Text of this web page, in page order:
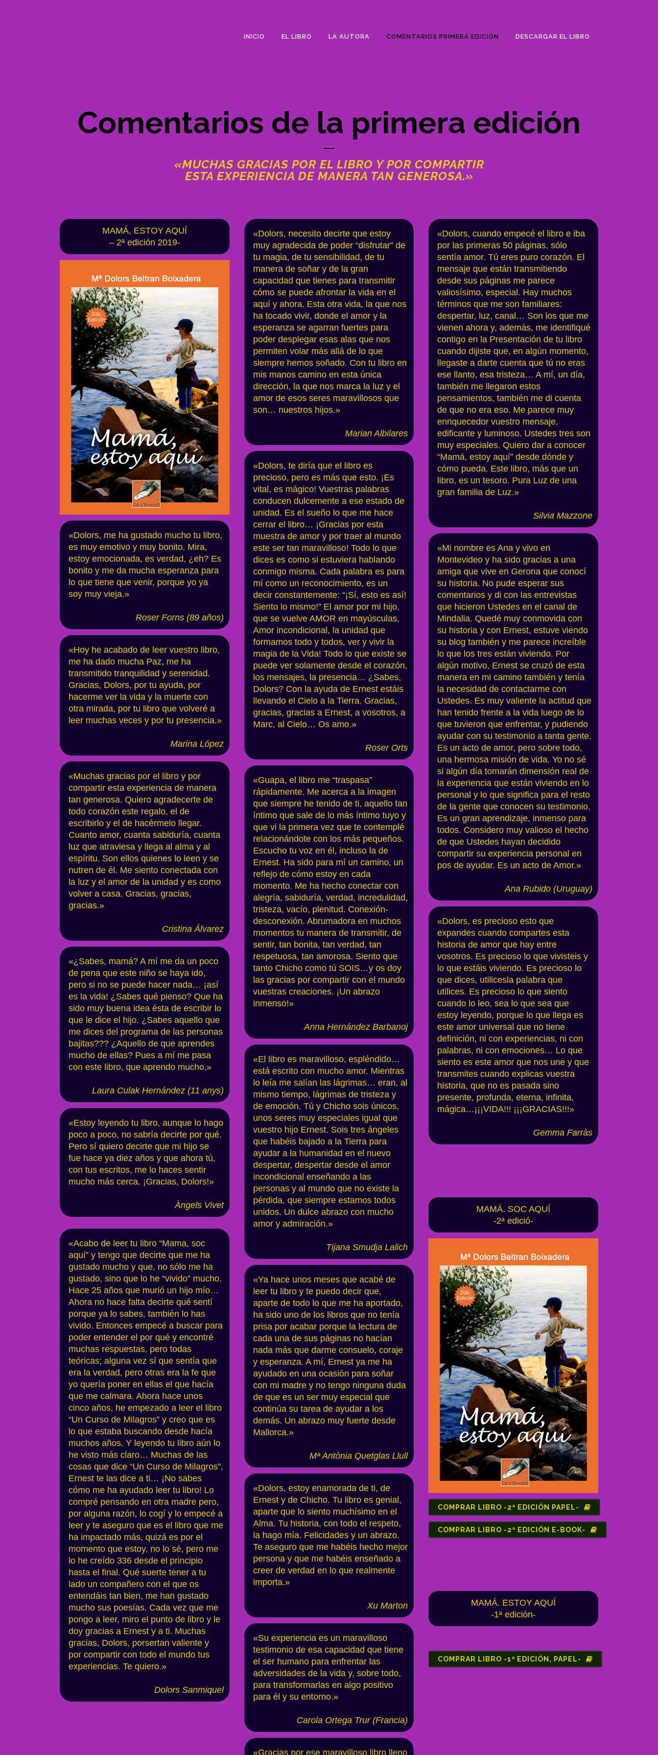
INICIO EL LIBRO LA AUTORA COMENTARIOS PRIMERA EDICIÓN DESCARGAR EL LIBRO
Comentarios de la primera edición
«MUCHAS GRACIAS POR EL LIBRO Y POR COMPARTIR
ESTA EXPERIENCIA DE MANERA TAN GENEROSA.»
MAMÁ, ESTOY AQUÍ
– 2ª edición 2019-
«Dolors, me ha gustado mucho tu libro,
es muy emotivo y muy bonito. Mira,
estoy emocionada, es verdad, ¿eh? Es
bonito y me da mucha esperanza para
lo que tiene que venir, porque yo ya
soy muy vieja.»
Roser Forns (89 años)
«Hoy he acabado de leer vuestro libro,
me ha dado mucha Paz, me ha
transmitido tranquilidad y serenidad.
Gracias, Dolors, por tu ayuda, por
hacerme ver la vida y la muerte con
otra mirada, por tu libro que volveré a
leer muchas veces y por tu presencia.»
Marina López
«Muchas gracias por el libro y por
compartir esta experiencia de manera
tan generosa. Quiero agradecerte de
todo corazón este regalo, el de
escribirlo y el de hacérmelo llegar.
Cuanto amor, cuanta sabiduría, cuanta
luz que atraviesa y llega al alma y al
espíritu. Son ellos quienes lo leen y se
nutren de él. Me siento conectada con
la luz y el amor de la unidad y es como
volver a casa. Gracias, gracias,
gracias.»
Cristina Álvarez
«¿Sabes, mamá? A mí me da un poco
de pena que este niño se haya ido,
pero si no se puede hacer nada… ¡así
es la vida! ¿Sabes qué pienso? Que ha
sido muy buena idea ésta de escribir lo
que le dice el hijo. ¿Sabes aquello que
me dices del programa de las personas
bajitas??? ¿Aquello de que aprendes
mucho de ellas? Pues a mí me pasa
con este libro, que aprendo mucho,»
Laura Culak Hernández (11 anys)
«Estoy leyendo tu libro, aunque lo hago
poco a poco, no sabría decirte por qué.
Pero sí quiero decirte que mi hijo se
fue hace ya diez años y que ahora tú,
con tus escritos, me lo haces sentir
mucho más cerca. ¡Gracias, Dolors!»
Àngels Vivet
«Acabo de leer tu libro “Mama, soc
aquí” y tengo que decirte que me ha
gustado mucho y que, no sólo me ha
gustado, sino que lo he “vivido” mucho.
Hace 25 años que murió un hijo mío…
Ahora no hace falta decirte qué sentí
porque ya lo sabes, también lo has
vivido. Entonces empecé a buscar para
poder entender el por qué y encontré
muchas respuestas, pero todas
teóricas; alguna vez sí que sentía que
era la verdad, pero otras era la fe que
yo quería poner en ellas el que hacía
que me calmara. Ahora hace unos
cinco años, he empezado a leer el libro
“Un Curso de Milagros” y creo que es
lo que estaba buscando desde hacía
muchos años. Y leyendo tu libro aún lo
he visto más claro… Muchas de las
cosas que dice “Un Curso de Milagros”,
Ernest te las dice a ti… ¡No sabes
cómo me ha ayudado leer tu libro! Lo
compré pensando en otra madre pero,
por alguna razón, lo cogí y lo empecé a
leer y te aseguro que es el libro que me
ha impactado más, quizá es por el
momento que estoy, no lo sé, pero me
lo he creído 336 desde el principio
hasta el final. Qué suerte tener a tu
lado un compañero con el que os
entendáis tan bien, me han gustado
mucho sus poesías. Cada vez que me
pongo a leer, miro el punto de libro y le
doy gracias a Ernest y a ti. Muchas
gracias, Dolors, porsertan valiente y
por compartir con todo el mundo tus
experiencias. Te quiero.»
Dolors Sanmiquel
«Dolors, necesito decirte que estoy
muy agradecida de poder “disfrutar” de
tu magia, de tu sensibilidad, de tu
manera de soñar y de la gran
capacidad que tienes para transmitir
cómo se puede afrontar la vida en el
aquí y ahora. Esta otra vida, la que nos
ha tocado vivir, donde el amor y la
esperanza se agarran fuertes para
poder desplegar esas alas que nos
permiten volar más allá de lo que
siempre hemos soñado. Con tu libro en
mis manos camino en esta única
dirección, la que nos marca la luz y el
amor de esos seres maravillosos que
son… nuestros hijos.»
Marian Albilares
«Dolors, te diría que el libro es
precioso, pero es más que esto. ¡Es
vital, es mágico! Vuestras palabras
conducen dulcemente a ese estado de
unidad. Es el sueño lo que me hace
cerrar el libro… ¡Gracias por esta
muestra de amor y por traer al mundo
este ser tan maravilloso! Todo lo que
dices es como si estuviera hablando
conmigo misma. Cada palabra es para
mí como un reconocimiento, es un
decir constantemente: “¡Sí, esto es así!
Siento lo mismo!” El amor por mi hijo,
que se vuelve AMOR en mayúsculas,
Amor incondicional, la unidad que
formamos todo y todos, ver y vivir la
magia de la Vida! Todo lo que existe se
puede ver solamente desde el corazón,
los mensajes, la presencia… ¿Sabes,
Dolors? Con la ayuda de Ernest estáis
llevando el Cielo a la Tierra. Gracias,
gracias, gracias a Ernest, a vosotros, a
Marc, al Cielo… Os amo.»
Roser Orts
«Guapa, el libro me “traspasa”
rápidamente. Me acerca a la imagen
que siempre he tenido de ti, aquello tan
íntimo que sale de lo más íntimo tuyo y
que vi la primera vez que te contemplé
relacionándote con los más pequeños.
Escucho tu voz en él, incluso la de
Ernest. Ha sido para mí un camino, un
reflejo de cómo estoy en cada
momento. Me ha hecho conectar con
alegría, sabiduría, verdad, incredulidad,
tristeza, vacío, plenitud. Conexión-
desconexión. Abrumadora en muchos
momentos tu manera de transmitir, de
sentir, tan bonita, tan verdad, tan
respetuosa, tan amorosa. Siento que
tanto Chicho como tú SOIS…y os doy
las gracias por compartir con el mundo
vuestras creaciones. ¡Un abrazo
inmenso!»
Anna Hernández Barbanoj
«El libro es maravilloso, espléndido…
está escrito con mucho amor. Mientras
lo leía me salían las lágrimas… eran, al
mismo tiempo, lágrimas de tristeza y
de emoción. Tú y Chicho sois únicos,
unos seres muy especiales igual que
vuestro hijo Ernest. Sois tres ángeles
que habéis bajado a la Tierra para
ayudar a la humanidad en el nuevo
despertar, despertar desde el amor
incondicional enseñando a las
personas y al mundo que no existe la
pérdida, que siempre estamos todos
unidos. Un dulce abrazo con mucho
amor y admiración.»
Tijana Smudja Lalich
«Ya hace unos meses que acabé de
leer tu libro y te puedo decir que,
aparte de todo lo que me ha aportado,
ha sido uno de los libros que no tenía
prisa por acabar porque la lectura de
cada una de sus páginas no hacían
nada más que darme consuelo, coraje
y esperanza. A mí, Ernest ya me ha
ayudado en una ocasión para soñar
con mi madre y no tengo ninguna duda
de que es un ser muy especial que
continúa su tarea de ayudar a los
demás. Un abrazo muy fuerte desde
Mallorca.»
Mª Antònia Quetglas Llull
«Dolors, estoy enamorada de ti, de
Ernest y de Chicho. Tu libro es genial,
aparte que lo siento muchísimo en el
Alma. Tu historia, con todo el respeto,
la hago mía. Felicidades y un abrazo.
Te aseguro que me habéis hecho mejor
persona y que me habéis enseñado a
creer de verdad en lo que realmente
importa.»
Xu Marton
«Su experiencia es un maravilloso
testimonio de esa capacidad que tiene
el ser humano para enfrentar las
adversidades de la vida y, sobre todo,
para transformarlas en algo positivo
para él y su entorno.»
Carola Ortega Trur (Francia)
«Gracias por ese maravilloso libro lleno
«Dolors, cuando empecé el libro e iba
por las primeras 50 páginas, sólo
sentía amor. Tú eres puro corazón. El
mensaje que están transmitiendo
desde sus páginas me parece
valiosísimo, especial. Hay muchos
términos que me son familiares:
despertar, luz, canal… Son los que me
vienen ahora y, además, me identifiqué
contigo en la Presentación de tu libro
cuando dijiste que, en algún momento,
llegaste a darte cuenta que tú no eras
ese llanto, esa tristeza… A mí, un día,
también me llegaron estos
pensamientos, también me di cuenta
de que no era eso. Me parece muy
enriquecedor vuestro mensaje,
edificante y luminoso. Ustedes tres son
muy especiales. Quiero dar a conocer
“Mamá, estoy aquí” desde dónde y
cómo pueda. Este libro, más que un
libro, es un tesoro. Pura Luz de una
gran familia de Luz.»
Silvia Mazzone
«Mi nombre es Ana y vivo en
Montevideo y ha sido gracias a una
amiga que vive en Gerona que conocí
su historia. No pude esperar sus
comentarios y di con las entrevistas
que hicieron Ustedes en el canal de
Mindalia. Quedé muy conmovida con
su historia y con Ernest, estuve viendo
su blog también y me parece increíble
lo que los tres están viviendo. Por
algún motivo, Ernest se cruzó de esta
manera en mi camino también y tenía
la necesidad de contactarme con
Ustedes. Es muy valiente la actitud que
han tenido frente a la vida luego de lo
que tuvieron que enfrentar, y pudiendo
ayudar con su testimonio a tanta gente.
Es un acto de amor, pero sobre todo,
una hermosa misión de vida. Yo no sé
si algún día tomarán dimensión real de
la experiencia que están viviendo en lo
personal y lo que significa para el resto
de la gente que conocen su testimonio.
Es un gran aprendizaje, inmenso para
todos. Considero muy valioso el hecho
de que Ustedes hayan decidido
compartir su experiencia personal en
pos de ayudar. Es un acto de Amor.»
Ana Rubido (Uruguay)
«Dolors, es precioso esto que
expandes cuando compartes esta
historia de amor que hay entre
vosotros. Es precioso lo que vivisteis y
lo que estáis viviendo. Es precioso lo
que dices, utilicesla palabra que
utilices. Es precioso lo que siento
cuando lo leo, sea lo que sea que
estoy leyendo, porque lo que llega es
este amor universal que no tiene
definición, ni con experiencias, ni con
palabras, ni con emociones… Lo que
siento es este amor que nos une y que
transmites cuando explicas vuestra
historia, que no es pasada sino
presente, profunda, eterna, infinita,
mágica…¡¡¡VIDA!!! ¡¡¡GRACIAS!!!»
Gemma Farràs
MAMÁ. SOC AQUÍ
-2ª edició-
COMPRAR LIBRO -2ª EDICIÓN PAPEL-
COMPRAR LIBRO -2ª EDICIÓN E-BOOK-
MAMÁ. ESTOY AQUÍ
-1ª edición-
COMPRAR LIBRO -1ª EDICIÓN, PAPEL-